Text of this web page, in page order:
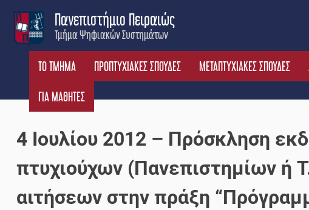
content
Τμήμα Ψηφιακών Συστημάτων
Πανεπιστήμιο Πειραιώς
ΤΟ ΤΜΗΜΑ ΠΡΟΠΤΥΧΙΑΚΕΣ ΣΠΟΥΔΕΣ ΜΕΤΑΠΤΥΧΙΑΚΕΣ ΣΠΟΥΔΕΣ
ΓΙΑ ΜΑΘΗΤΕΣ
4 Ιουλίου 2012 – Πρόσκληση
πτυχιούχων (Πανεπιστημίων ή
αιτήσεων στην πράξη